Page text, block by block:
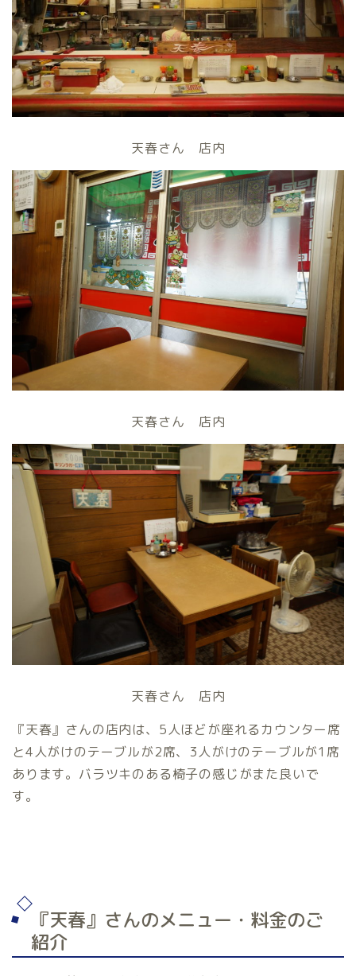
天春さん 店内
天春さん 店内
天春さん 店内
『天春』さんの店内は、5人ほどが座れるカウンター席
と4人がけのテーブルが2席、3人がけのテーブルが1席
あります。バラツキのある椅子の感じがまた良いで
す。
『天春』さんのメニュー・料金のご
紹介